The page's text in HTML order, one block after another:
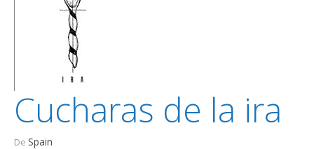
Cucharas de la ira
De Spain